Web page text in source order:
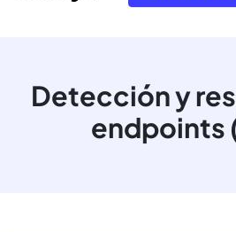
Detección y
endpoints